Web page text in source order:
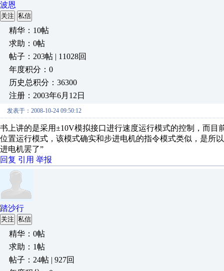
波恩
关注 私信
精华：10帖
求助：0帖
帖子：203帖 | 11028回
年度积分：0
历史总积分：36300
注册：2003年6月12日
发表于：2008-10-24 09:50:12
书上讲的是采用±10V模拟接口进行速度运行模式的控制，而
位置运行模式，该模式确实和步进电机的指令模式类似，是所
进电机罢了”
回复 引用 举报
踏沙行
关注 私信
精华：0帖
求助：1帖
帖子：24帖 | 927回